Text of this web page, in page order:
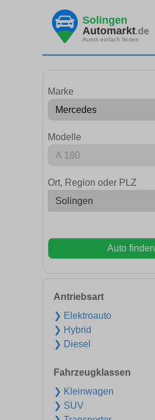
Solingen
Automarkt.de
Autos einfach finden
Marke
Modelle
Ort, Region oder PLZ
Auto finden
Antriebsart
❯ Elektroauto
❯ Hybrid
❯ Diesel
Fahrzeugklassen
❯ Kleinwagen
❯ SUV